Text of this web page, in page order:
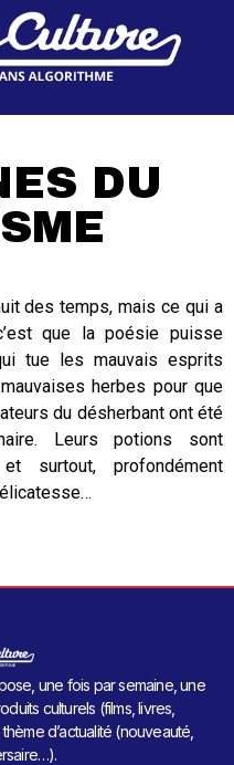
DU
des temps, mais ce qui a
que la poésie puisse
tue les mauvais esprits
herbes pour que
du désherbant ont été
Leurs potions sont
surtout, profondément
une fois par semaine, une
culturels (films, livres,
d’actualité (nouveauté,